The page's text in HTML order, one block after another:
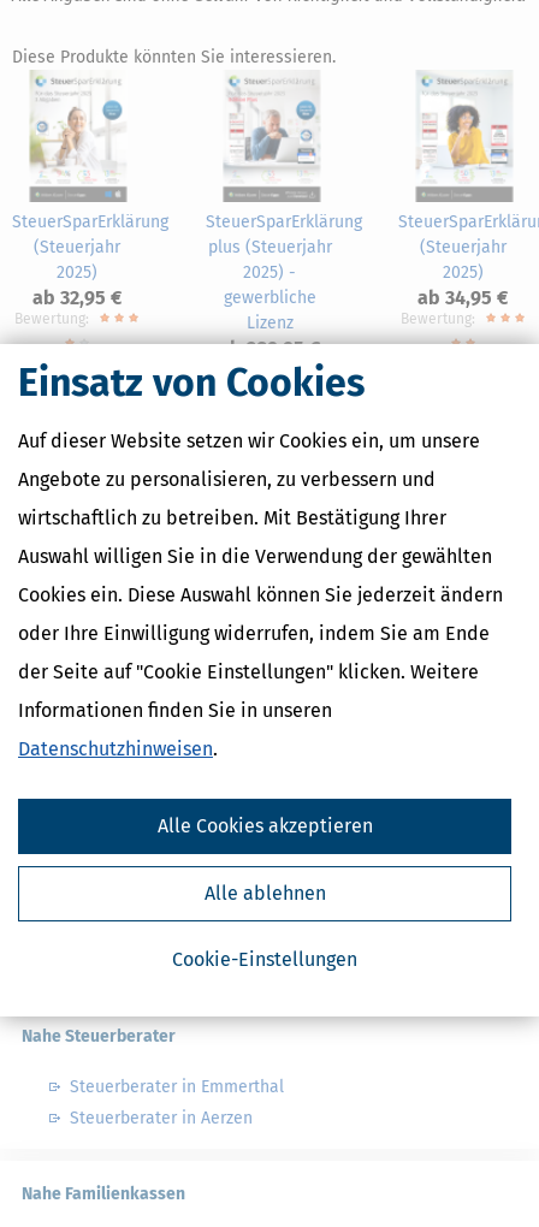
Einsatz von Cookies
Auf dieser Website setzen wir Cookies ein, um unsere
Angebote zu personalisieren, zu verbessern und
wirtschaftlich zu betreiben. Mit Bestätigung Ihrer
Auswahl willigen Sie in die Verwendung der gewählten
Cookies ein. Diese Auswahl können Sie jederzeit ändern
oder Ihre Einwilligung widerrufen, indem Sie am Ende
der Seite auf "Cookie Einstellungen" klicken. Weitere
Informationen finden Sie in unseren
Datenschutzhinweisen.
Cookie-Einstellungen
Alle ablehnen
Alle Cookies akzeptieren
Diese Produkte könnten Sie interessieren.
SteuerSparErklärung
(Steuerjahr
2025)
ab 32,95 €
Bewertung:
SteuerSparErklärung
plus (Steuerjahr
2025) -
gewerbliche
Lizenz
ab 289,95 €
(Steuerjahr
2025)
ab 34,95 €
Bewertung:
Nahe Finanzämter
Finanzamt Alfeld
Finanzamt Burgdorf
Finanzamt Hildesheim
Finanzamt Nienburg
Finanzamt Peine
Finanzamtsuche
Suchen
Finanzämter in Niedersachsen
Nahe Steuerberater
Steuerberater in Emmerthal
Steuerberater in Aerzen
Nahe Familienkassen